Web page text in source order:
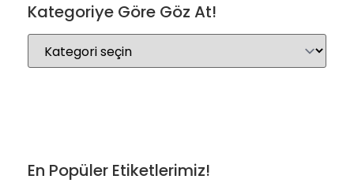
Kategoriye Göre Göz At!
En Popüler Etiketlerimiz!